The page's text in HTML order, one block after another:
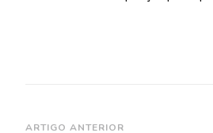
ARTIGO ANTERIOR